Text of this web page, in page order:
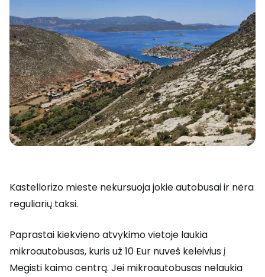
Kastellorizo mieste nekursuoja jokie autobusai ir nėra
reguliarių taksi.
Paprastai kiekvieno atvykimo vietoje laukia
mikroautobusas, kuris už 10 Eur nuveš keleivius į
Megisti kaimo centrą. Jei mikroautobusas nelaukia